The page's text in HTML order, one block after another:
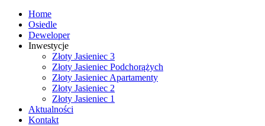
Home
Osiedle
Deweloper
Inwestycje
Złoty Jasieniec 3
Złoty Jasieniec Podchorążych
Złoty Jasieniec Apartamenty
Złoty Jasieniec 2
Złoty Jasieniec 1
Aktualności
Kontakt